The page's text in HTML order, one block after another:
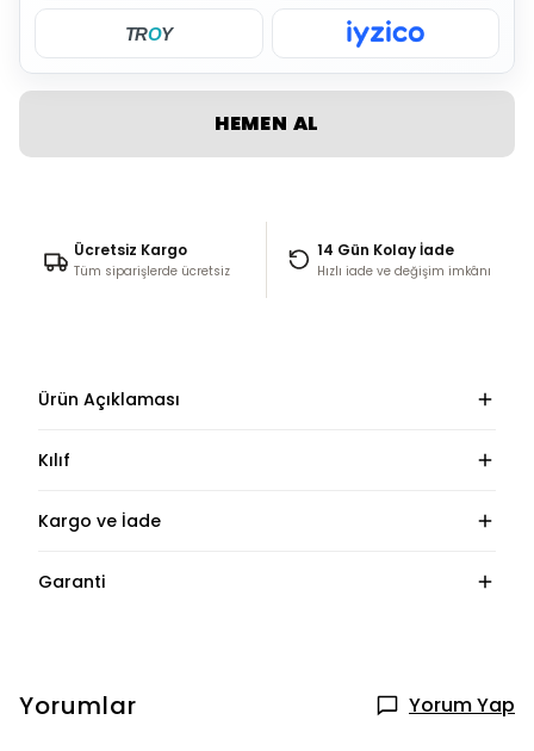
TROY
HEMEN AL
Ücretsiz Kargo
Tüm siparişlerde ücretsiz
14 Gün Kolay İade
Hızlı iade ve değişim imkânı
Ürün Açıklaması
Kılıf
Kargo ve İade
Garanti
Yorumlar Yorum Yap